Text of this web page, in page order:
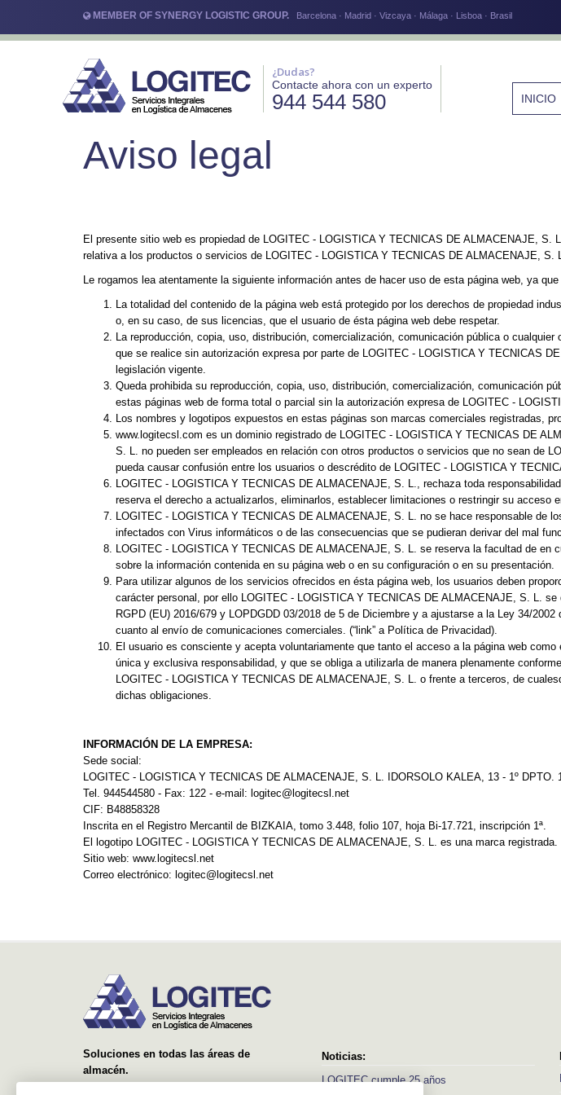
MEMBER OF SYNERGY LOGISTIC GROUP. Barcelona · Madrid · Vizcaya · Málaga · Lisboa · Brasil
¿Dudas?
Contacte ahora con un experto
944 544 580 INICIO
Aviso legal
El presente sitio web es propiedad de LOGITEC - LOGISTICA Y TECNICAS DE ALMACENAJE,
relativa a los productos o servicios de LOGITEC - LOGISTICA Y TECNICAS DE ALMACENAJE, S.
Le rogamos lea atentamente la siguiente información antes de hacer uso de esta página web, ya
La totalidad del contenido de la página web está protegido por los derechos de propiedad
o, en su caso, de sus licencias, que el usuario de ésta página web debe respetar.
La reproducción, copia, uso, distribución, comercialización, comunicación pública o
que se realice sin autorización expresa por parte de LOGITEC - LOGISTICA Y TECNICAS
legislación vigente.
Queda prohibida su reproducción, copia, uso, distribución, comercialización, comunicación
estas páginas web de forma total o parcial sin la autorización expresa de LOGITEC -
Los nombres y logotipos expuestos en estas páginas son marcas comerciales registradas,
www.logitecsl.com es un dominio registrado de LOGITEC - LOGISTICA Y TECNICAS DE
S. L. no pueden ser empleados en relación con otros productos o servicios que no sean de
pueda causar confusión entre los usuarios o descrédito de LOGITEC - LOGISTICA Y
LOGITEC - LOGISTICA Y TECNICAS DE ALMACENAJE, S. L., rechaza toda
reserva el derecho a actualizarlos, eliminarlos, establecer limitaciones o restringir su acceso
LOGITEC - LOGISTICA Y TECNICAS DE ALMACENAJE, S. L. no se hace responsable de
infectados con Virus informáticos o de las consecuencias que se pudieran derivar del mal
LOGITEC - LOGISTICA Y TECNICAS DE ALMACENAJE, S. L. se reserva la facultad de
sobre la información contenida en su página web o en su configuración o en su presentación.
Para utilizar algunos de los servicios ofrecidos en ésta página web, los usuarios deben
carácter personal, por ello LOGITEC - LOGISTICA Y TECNICAS DE ALMACENAJE, S. L.
RGPD (EU) 2016/679 y LOPDGDD 03/2018 de 5 de Diciembre y a ajustarse a la Ley 34/
cuanto al envío de comunicaciones comerciales. (“link” a Política de Privacidad).
El usuario es consciente y acepta voluntariamente que tanto el acceso a la página web
única y exclusiva responsabilidad, y que se obliga a utilizarla de manera plenamente
LOGITEC - LOGISTICA Y TECNICAS DE ALMACENAJE, S. L. o frente a terceros, de
dichas obligaciones.
INFORMACIÓN DE LA EMPRESA:
Sede social:
LOGITEC - LOGISTICA Y TECNICAS DE ALMACENAJE, S. L. IDORSOLO KALEA, 13 - 1º DPTO.
Tel. 944544580 - Fax: 122 - e-mail: logitec@logitecsl.net
CIF: B48858328
Inscrita en el Registro Mercantil de BIZKAIA, tomo 3.448, folio 107, hoja Bi-17.721, inscripción 1ª.
El logotipo LOGITEC - LOGISTICA Y TECNICAS DE ALMACENAJE, S. L. es una marca registrada.
Sitio web: www.logitecsl.net
Correo electrónico: logitec@logitecsl.net
Soluciones en todas las áreas de
almacén.
Noticias:
LOGITEC cumple 25 años